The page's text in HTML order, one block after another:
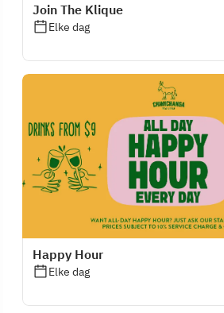
Join The Klique
Elke dag
Happy Hour
Elke dag